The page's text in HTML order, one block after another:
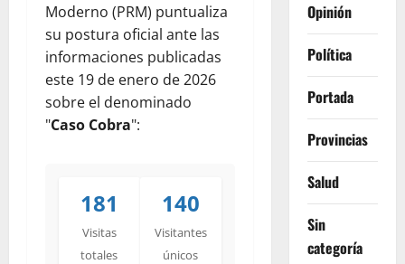
Moderno (PRM) puntualiza
su postura oficial ante las
informaciones publicadas
este 19 de enero de 2026
sobre el denominado
"Caso Cobra":
181
Visitas
totales
140
Visitantes
únicos
Opinión
Política
Portada
Provincias
Salud
Sin
categoría